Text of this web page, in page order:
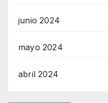
junio 2024
mayo 2024
abril 2024